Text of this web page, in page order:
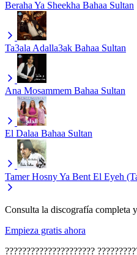
Beraha Ya Sheekha Bahaa Sultan
Ta3ala Adalla3ak Bahaa Sultan
Ana Mosammem Bahaa Sultan
El Dalaa Bahaa Sultan
Consulta la discografía completa
Empieza gratis ahora
?????????????????????